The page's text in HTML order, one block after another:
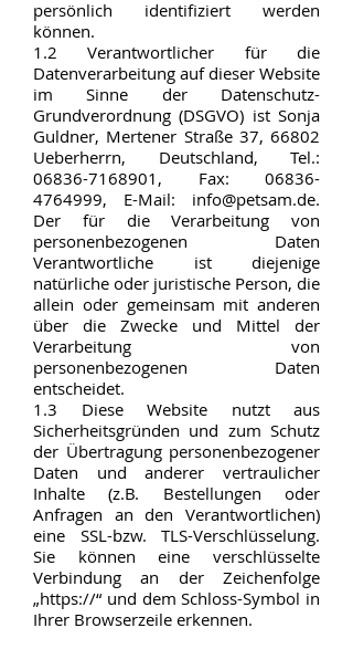
persönlich identifiziert werden
können.
1.2 Verantwortlicher für die
Datenverarbeitung auf dieser Website
im Sinne der Datenschutz-
Grundverordnung (DSGVO) ist Sonja
Guldner, Mertener Straße 37, 66802
Ueberherrn, Deutschland, Tel.:
06836-7168901, Fax: 06836-
4764999, E-Mail: info@petsam.de.
Der für die Verarbeitung von
personenbezogenen Daten
Verantwortliche ist diejenige
natürliche oder juristische Person, die
allein oder gemeinsam mit anderen
über die Zwecke und Mittel der
Verarbeitung von
personenbezogenen Daten
entscheidet.
1.3 Diese Website nutzt aus
Sicherheitsgründen und zum Schutz
der Übertragung personenbezogener
Daten und anderer vertraulicher
Inhalte (z.B. Bestellungen oder
Anfragen an den Verantwortlichen)
eine SSL-bzw. TLS-Verschlüsselung.
Sie können eine verschlüsselte
Verbindung an der Zeichenfolge
„https://“ und dem Schloss-Symbol in
Ihrer Browserzeile erkennen.